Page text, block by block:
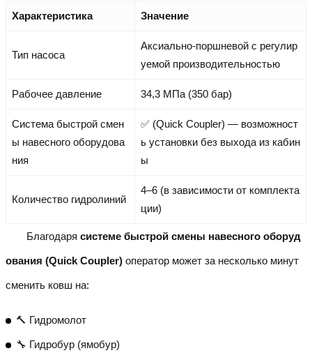
Характеристика Значение
Тип насоса
Аксиально-поршневой с регулир
уемой производительностью
Рабочее давление 34,3 МПа (350 бар)
Система быстрой смен
ы навесного оборудова
ния
✅ (Quick Coupler) — возможност
ь установки без выхода из кабин
ы
Количество гидролиний
4–6 (в зависимости от комплекта
ции)
Благодаря системе быстрой смены навесного оборуд
ования (Quick Coupler) оператор может за несколько минут
сменить ковш на:
🔨 Гидромолот
🔧 Гидробур (ямобур)